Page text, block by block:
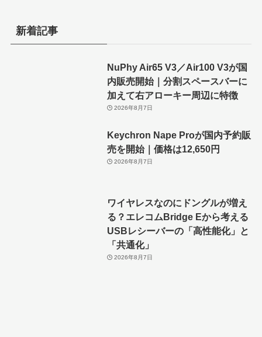
新着記事
NuPhy Air65 V3／Air100 V3が国
内販売開始｜分割スペースバーに
加えて右アローキー周辺に特徴
2026年8月7日
Keychron Nape Proが国内予約販
売を開始｜価格は12,650円
2026年8月7日
ワイヤレスなのにドングルが増え
る？エレコムBridge Eから考える
USBレシーバーの「高性能化」と
「共通化」
2026年8月7日